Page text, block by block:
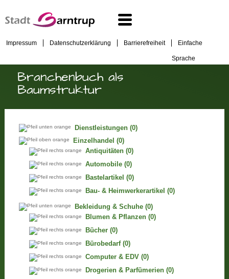
Impressum Datenschutzerklärung Barrierefreiheit Einfache
Sprache
Branchenbuch als
Baumstruktur
Dienstleistungen (0)
Einzelhandel (0)
Antiquitäten (0)
Automobile (0)
Bastelartikel (0)
Bau- & Heimwerkerartikel (0)
Bekleidung & Schuhe (0)
Blumen & Pflanzen (0)
Bücher (0)
Bürobedarf (0)
Computer & EDV (0)
Drogerien & Parfümerien (0)